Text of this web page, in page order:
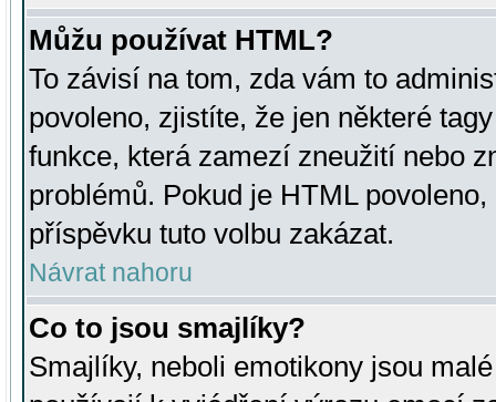
Můžu používat HTML?
To závisí na tom, zda vám to
povoleno, zjistíte, že jen některé
funkce, která zamezí zneužití nebo
problémů. Pokud je HTML
příspěvku tuto volbu zakázat.
Návrat nahoru
Co to jsou smajlíky?
Smajlíky, neboli emotikony jsou